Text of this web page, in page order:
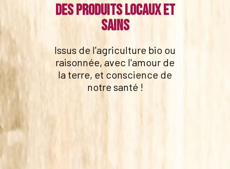
Des produits locaux et
sains
Issus de l'agriculture bio ou
raisonnée, avec l'amour de
la terre, et conscience de
notre santé !